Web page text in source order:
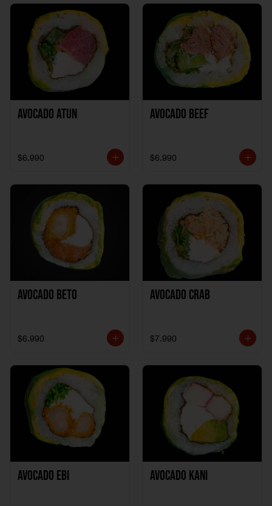
Avocado Atun
$6.990
Avocado Beef
$6.990
Avocado Beto
$6.990
Avocado Crab
$7.990
Avocado Ebi Avocado Kani